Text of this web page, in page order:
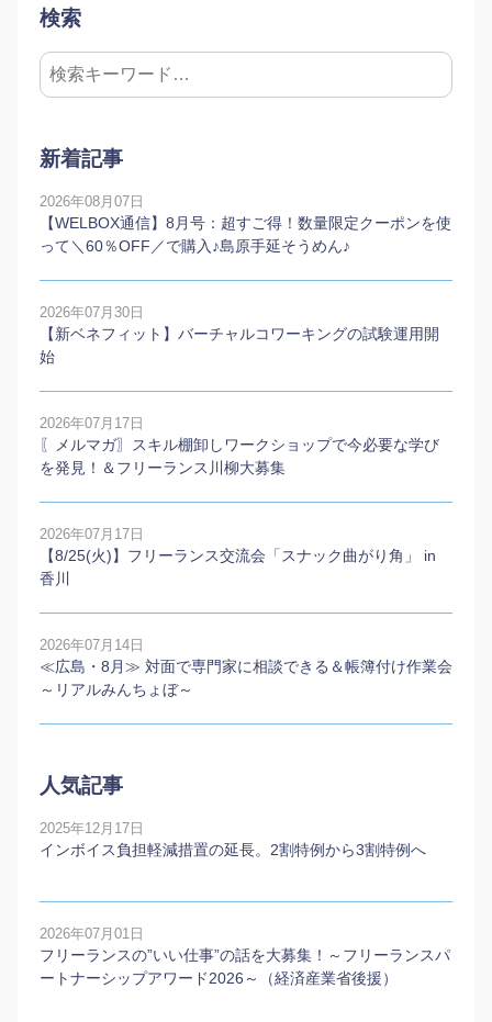
検索
新着記事
2026年08月07日
【WELBOX通信】8月号：超すご得！数量限定クーポンを使
って＼60％OFF／で購入♪島原手延そうめん♪
2026年07月30日
【新ベネフィット】バーチャルコワーキングの試験運用開
始
2026年07月17日
〖メルマガ〗スキル棚卸しワークショップで今必要な学び
を発見！＆フリーランス川柳大募集
2026年07月17日
【8/25(火)】フリーランス交流会「スナック曲がり角」 in
香川
2026年07月14日
≪広島・8月≫ 対面で専門家に相談できる＆帳簿付け作業会
～リアルみんちょぼ～
人気記事
2025年12月17日
インボイス負担軽減措置の延長。2割特例から3割特例へ
2026年07月01日
フリーランスの”いい仕事”の話を大募集！～フリーランスパ
ートナーシップアワード2026～（経済産業省後援）